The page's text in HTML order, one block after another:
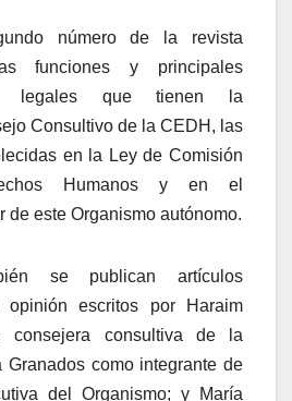
número de la revista
funciones y principales
legales que tienen la
Consultivo de la CEDH, las
en la Ley de Comisión
Humanos y en el
de este Organismo autónomo.
se publican artículos
escritos por Haraim
consejera consultiva de la
Granados como integrante de
del Organismo; y María